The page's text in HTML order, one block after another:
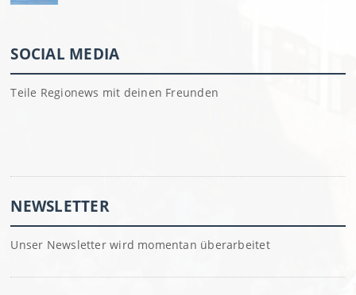
SOCIAL MEDIA
Teile Regionews mit deinen Freunden
NEWSLETTER
Unser Newsletter wird momentan überarbeitet